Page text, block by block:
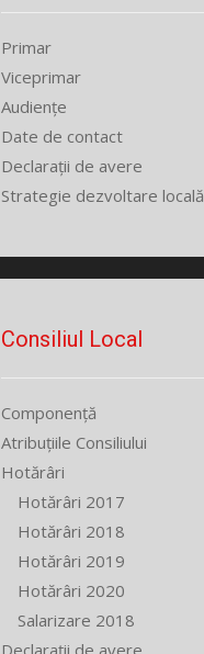
Primar
Viceprimar
Audiențe
Date de contact
Declarații de avere
Strategie dezvoltare locală
Consiliul Local
Componență
Atribuțiile Consiliului
Hotărâri
Hotărâri 2017
Hotărâri 2018
Hotărâri 2019
Hotărâri 2020
Salarizare 2018
Declarații de avere